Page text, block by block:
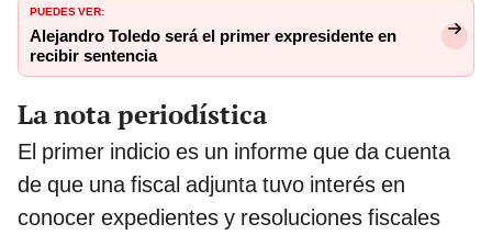
PUEDES VER:
Alejandro Toledo será el primer expresidente en
recibir sentencia
La nota periodística
El primer indicio es un informe que da cuenta
de que una fiscal adjunta tuvo interés en
conocer expedientes y resoluciones fiscales